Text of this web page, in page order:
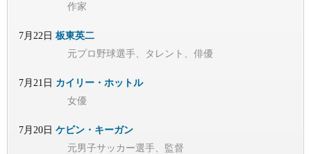
作家
7月22日 板東英二
元プロ野球選手、タレント、俳優
7月21日 カイリー・ホットル
女優
7月20日 ケビン・キーガン
元男子サッカー選手、監督